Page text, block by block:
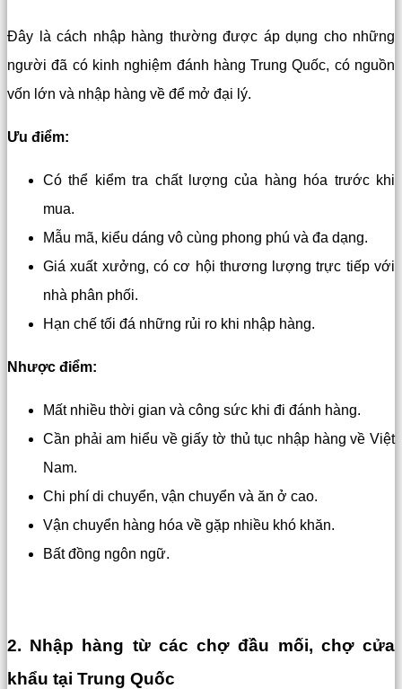
Đây là cách nhập hàng thường được áp dụng cho những
người đã có kinh nghiệm đánh hàng Trung Quốc, có nguồn
vốn lớn và nhập hàng về để mở đại lý.
Ưu điểm:
Có thể kiểm tra chất lượng của hàng hóa trước khi
mua.
Mẫu mã, kiểu dáng vô cùng phong phú và đa dạng.
Giá xuất xưởng, có cơ hội thương lượng trực tiếp với
nhà phân phối.
Hạn chế tối đá những rủi ro khi nhập hàng.
Nhược điểm:
Mất nhiều thời gian và công sức khi đi đánh hàng.
Cần phải am hiểu về giấy tờ thủ tục nhập hàng về Việt
Nam.
Chi phí di chuyển, vận chuyển và ăn ở cao.
Vận chuyển hàng hóa về gặp nhiều khó khăn.
Bất đồng ngôn ngữ.
2. Nhập hàng từ các chợ đầu mối, chợ cửa
khẩu tại Trung Quốc